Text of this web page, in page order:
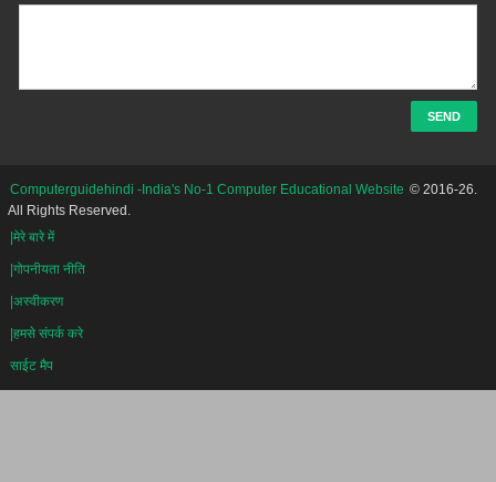
Computerguidehindi -India's No-1 Computer Educational Website © 2016-26.
All Rights Reserved.
|मेरे बारे में
|गोपनीयता नीति
|अस्वीकरण
|हमसे संपर्क करे
साईट मैप